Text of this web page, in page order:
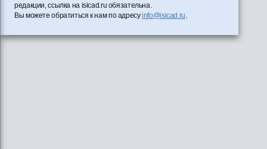
редакции, ссылка на isicad.ru обязательна.
Вы можете обратиться к нам по адресуinfo@isicad.ru.